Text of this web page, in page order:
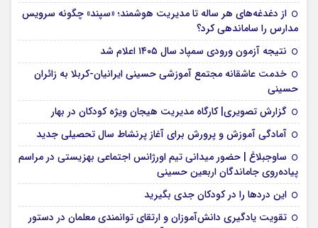
از دغدغه‌های هر ساله تا مدیریت هوشمند؛ «سپند» چگونه سرویس
مدارس را ساماندهی کرد؟
نتیجه آزمون ورودی سمپاد سال ۱۴۰۵ اعلام شد
خدمت عاشقانه مجتمع آموزشی‌ حسینی ایرانیان-کربلا به زائران
حسینی
گزارش تصویری| کارگاه مدیریت هیجان ویژه کودکان در بهار
آمادگی آموزش و پرورش برای آغاز پرنشاط سال تحصیلی جدید
ساوجبلاغ | حضور میدانی تیم اورژانس اجتماعی بهزیستی در مراسم
پیاده‌روی جاماندگان اربعین حسینی
این درد‌ها را در کودکان جدی بگیرید
تقویت یادگیری دانش‌آموزان و ارتقای توانمندی معلمان در دستور